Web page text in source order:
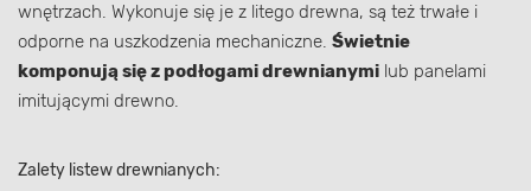
wnętrzach. Wykonuje się je z litego drewna, są też trwałe i
odporne na uszkodzenia mechaniczne. Świetnie
komponują się z podłogami drewnianymi lub panelami
imitującymi drewno.
Zalety listew drewnianych: